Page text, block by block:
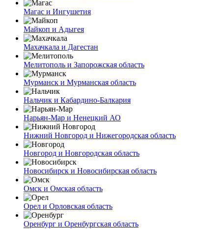
Магас и Ингушетия
Майкоп и Адыгея
Махачкала и Дагестан
Мелитополь и Запорожская область
Мурманск и Мурманская область
Нальчик и Кабардино-Балкария
Нарьян-Мар и Ненецкий АО
Нижний Новгород и Нижегородская область
Новгород и Новгородская область
Новосибирск и Новосибирская область
Омск и Омская область
Орел и Орловская область
Оренбург и Оренбургская область